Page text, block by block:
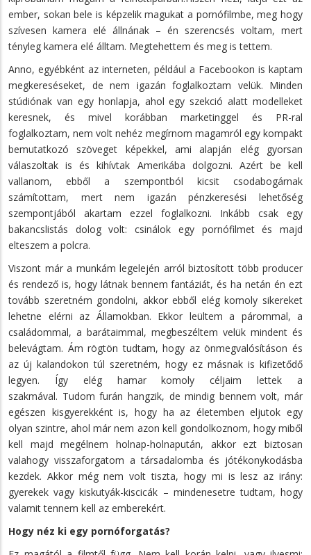
ember, sokan bele is képzelik magukat a pornófilmbe, meg hogy
szívesen kamera elé állnának – én szerencsés voltam, mert
tényleg kamera elé álltam. Megtehettem és meg is tettem.
Anno, egyébként az interneten, például a Facebookon is kaptam
megkereséseket, de nem igazán foglalkoztam velük. Minden
stúdiónak van egy honlapja, ahol egy szekció alatt modelleket
keresnek, és mivel korábban marketinggel és PR-ral
foglalkoztam, nem volt nehéz megírnom magamról egy kompakt
bemutatkozó szöveget képekkel, ami alapján elég gyorsan
válaszoltak is és kihívtak Amerikába dolgozni. Azért be kell
vallanom, ebből a szempontból kicsit csodabogárnak
számítottam, mert nem igazán pénzkeresési lehetőség
szempontjából akartam ezzel foglalkozni. Inkább csak egy
bakancslistás dolog volt: csinálok egy pornófilmet és majd
elteszem a polcra.
Viszont már a munkám legelején arról biztosított több producer
és rendező is, hogy látnak bennem fantáziát, és ha netán én ezt
tovább szeretném gondolni, akkor ebből elég komoly sikereket
lehetne elérni az Államokban. Ekkor leültem a párommal, a
családommal, a barátaimmal, megbeszéltem velük mindent és
belevágtam. Ám rögtön tudtam, hogy az önmegvalósításon és
az új kalandokon túl szeretném, hogy ez másnak is kifizetődő
legyen. Így elég hamar komoly céljaim lettek a
szakmával. Tudom furán hangzik, de mindig bennem volt, már
egészen kisgyerekként is, hogy ha az életemben eljutok egy
olyan szintre, ahol már nem azon kell gondolkoznom, hogy miből
kell majd megélnem holnap-holnapután, akkor ezt biztosan
valahogy visszaforgatom a társadalomba és jótékonykodásba
kezdek. Akkor még nem volt tiszta, hogy mi is lesz az irány:
gyerekek vagy kiskutyák-kiscicák – mindenesetre tudtam, hogy
valamit tennem kell az emberekért.
Hogy néz ki egy pornóforgatás?